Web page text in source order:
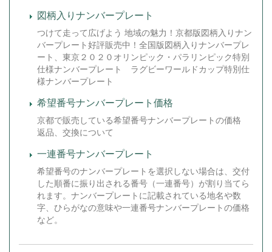
図柄入りナンバープレート
つけて走って広げよう 地域の魅力！京都版図柄入りナン
バープレート好評販売中！全国版図柄入りナンバープレ
ート、東京２０２０オリンピック・パラリンピック特別
仕様ナンバープレート ラグビーワールドカップ特別仕
様ナンバープレート
希望番号ナンバープレート価格
京都で販売している希望番号ナンバープレートの価格
返品、交換について
一連番号ナンバープレート
希望番号のナンバープレートを選択しない場合は、交付
した順番に振り出される番号（一連番号）が割り当てら
れます。ナンバープレートに記載されている地名や数
字、ひらがなの意味や一連番号ナンバープレートの価格
など。